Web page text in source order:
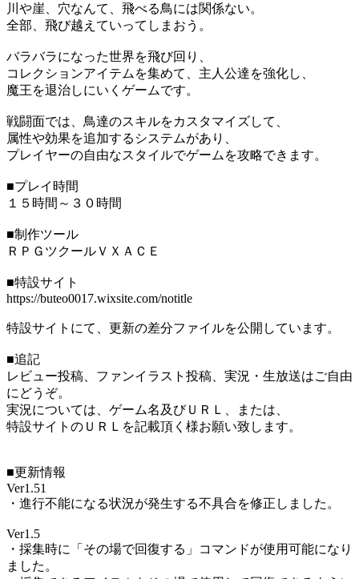
川や崖、穴なんて、飛べる鳥には関係ない。
全部、飛び越えていってしまおう。
バラバラになった世界を飛び回り、
コレクションアイテムを集めて、主人公達を強化し、
魔王を退治しにいくゲームです。
戦闘面では、鳥達のスキルをカスタマイズして、
属性や効果を追加するシステムがあり、
プレイヤーの自由なスタイルでゲームを攻略できます。
■プレイ時間
１５時間～３０時間
■制作ツール
ＲＰＧツクールＶＸＡＣＥ
■特設サイト
https://buteo0017.wixsite.com/notitle
特設サイトにて、更新の差分ファイルを公開しています。
■追記
レビュー投稿、ファンイラスト投稿、実況・生放送はご自由
にどうぞ。
実況については、ゲーム名及びＵＲＬ、または、
特設サイトのＵＲＬを記載頂く様お願い致します。
■更新情報
Ver1.51
・進行不能になる状況が発生する不具合を修正しました。
Ver1.5
・採集時に「その場で回復する」コマンドが使用可能になり
ました。